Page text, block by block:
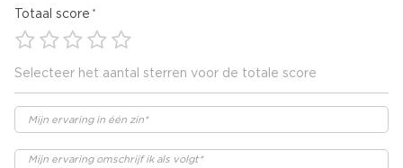
Totaal score
Selecteer het aantal sterren voor de totale score